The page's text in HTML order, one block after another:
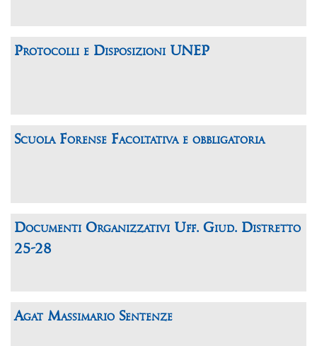
Protocolli e Disposizioni UNEP
Scuola Forense Facoltativa e obbligatoria
Documenti Organizzativi Uff. Giud. Distretto
25-28
Agat Massimario Sentenze